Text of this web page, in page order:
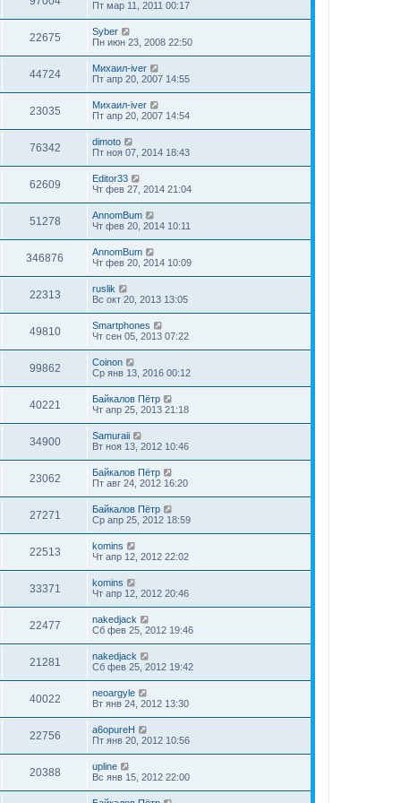
Пт мар 11, 2011 00:17
22675
Syber
Пн июн 23, 2008 22:50
44724
Михаил-iver
Пт апр 20, 2007 14:55
23035
Михаил-iver
Пт апр 20, 2007 14:54
76342
dimoto
Пт ноя 07, 2014 18:43
62609
Editor33
Чт фев 27, 2014 21:04
51278
AnnomBum
Чт фев 20, 2014 10:11
346876
AnnomBum
Чт фев 20, 2014 10:09
22313
ruslik
Вс окт 20, 2013 13:05
49810
Smartphones
Чт сен 05, 2013 07:22
99862
Coinon
Ср янв 13, 2016 00:12
40221
Байкалов Пётр
Чт апр 25, 2013 21:18
34900
Samuraii
Вт ноя 13, 2012 10:46
23062
Байкалов Пётр
Пт авг 24, 2012 16:20
27271
Байкалов Пётр
Ср апр 25, 2012 18:59
22513
komins
Чт апр 12, 2012 22:02
33371
komins
Чт апр 12, 2012 20:46
22477
nakedjack
Сб фев 25, 2012 19:46
21281
nakedjack
Сб фев 25, 2012 19:42
40022
neoargyle
Вт янв 24, 2012 13:30
22756
a6opureH
Пт янв 20, 2012 10:56
20388
upline
Вс янв 15, 2012 22:00